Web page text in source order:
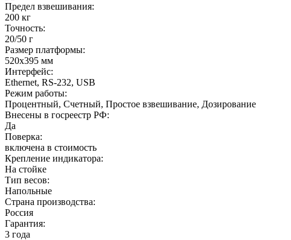
Предел взвешивания:
200 кг
Точность:
20/50 г
Размер платформы:
520x395 мм
Интерфейс:
Ethernet, RS-232, USB
Режим работы:
Процентный, Счетный, Простое взвешивание, Дозирование
Внесены в госреестр РФ:
Да
Поверка:
включена в стоимость
Крепление индикатора:
На стойке
Тип весов:
Напольные
Страна производства:
Россия
Гарантия:
3 года